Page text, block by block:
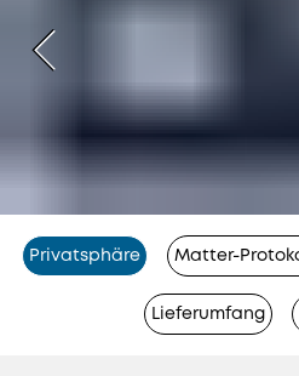
Privatsphäre Matter-
Lieferumfang